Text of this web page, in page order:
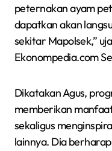
peternakan ayam
dapatkan akan
sekitar Mapolsek,”
Ekonompedia.com
Dikatakan Agus,
memberikan
sekaligus
lainnya. Dia